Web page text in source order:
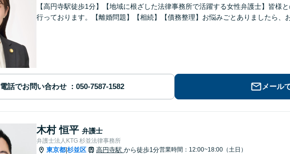
【高円寺駅徒歩1分】【地域に根ざした法律事務所で活躍する女性弁護士】皆様
行っております。【離婚問題】【相続】【債務整理】お悩みごとありましたら、
電話でお問い合わせ メール
木村 恒平 弁護士
弁護士法人KTG 杉並法律事務所
東京都 杉並区 高円寺駅 から徒歩1分営業時間：12:00~18:00（土日）